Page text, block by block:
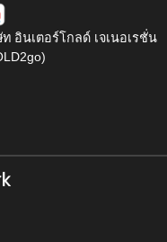
อินเตอร์โกลด์ เจเนอเรชั่น